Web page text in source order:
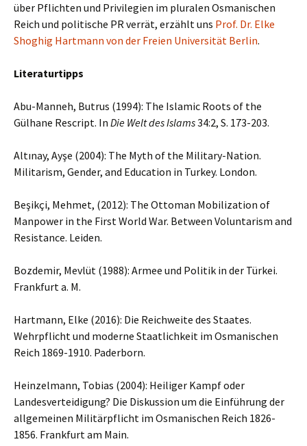
über Pflichten und Privilegien im pluralen Osmanischen
Reich und politische PR verrät, erzählt uns Prof. Dr. Elke
Shoghig Hartmann von der Freien Universität Berlin.
Literaturtipps
Abu-Manneh, Butrus (1994): The Islamic Roots of the
Gülhane Rescript. In Die Welt des Islams34:2, S. 173-203.
Altınay, Ayşe (2004): The Myth of the Military-Nation.
Militarism, Gender, and Education in Turkey. London.
Beşikçi, Mehmet, (2012): The Ottoman Mobilization of
Manpower in the First World War. Between Voluntarism and
Resistance. Leiden.
Bozdemir, Mevlüt (1988): Armee und Politik in der Türkei.
Frankfurt a. M.
Hartmann, Elke (2016): Die Reichweite des Staates.
Wehrpflicht und moderne Staatlichkeit im Osmanischen
Reich 1869-1910. Paderborn.
Heinzelmann, Tobias (2004): Heiliger Kampf oder
Landesverteidigung? Die Diskussion um die Einführung der
allgemeinen Militärpflicht im Osmanischen Reich 1826-
1856. Frankfurt am Main.